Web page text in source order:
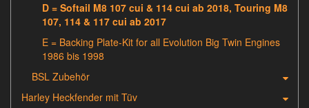
D = Softail M8 107 cui & 114 cui ab 2018, Touring M8
107, 114 & 117 cui ab 2017
E = Backing Plate-Kit for all Evolution Big Twin Engines
1986 bis 1998
BSL Zubehör
Harley Heckfender mit Tüv